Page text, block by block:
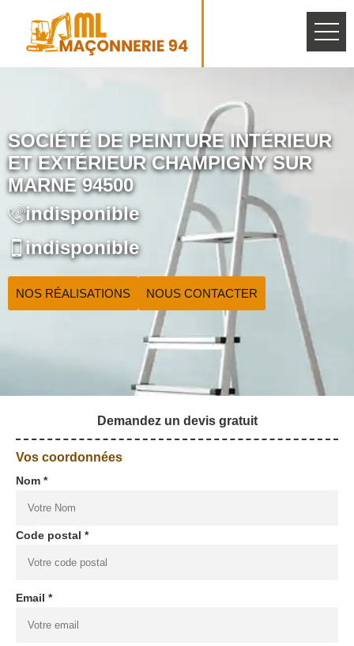
SOCIÉTÉ DE PEINTURE INTÉRIEUR
ET EXTÉRIEUR CHAMPIGNY SUR
MARNE 94500
indisponible
indisponible
NOS RÉALISATIONS NOUS CONTACTER
Demandez un devis gratuit
Vos coordonnées
Nom *
Code postal *
Email *